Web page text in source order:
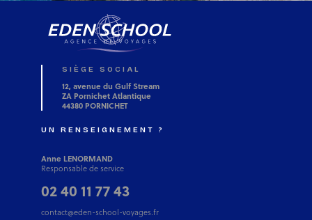
SIÈGE SOCIAL
12, avenue du Gulf Stream
ZA Pornichet Atlantique
44380 PORNICHET
UN RENSEIGNEMENT ?
Anne LENORMAND
Responsable de service
02 40 11 77 43
contact@eden-school-voyages.fr